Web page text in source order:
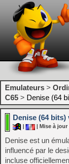
Emulateurs >
C65 > Denise (64
Denise (64 bits)
| Mise à jour
Denise est un
influencé par le
incluse